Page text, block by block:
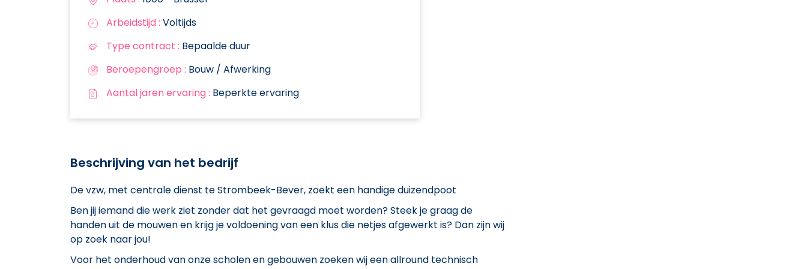
Arbeidstijd : Voltijds
Type contract : Bepaalde duur
Beroepengroep : Bouw / Afwerking
Aantal jaren ervaring : Beperkte ervaring
Beschrijving van het bedrijf
De vzw, met centrale dienst te Strombeek-Bever, zoekt een handige duizendpoot
Ben jij iemand die werk ziet zonder dat het gevraagd moet worden? Steek je graag de
handen uit de mouwen en krijg je voldoening van een klus die netjes afgewerkt is? Dan zijn wij
op zoek naar jou!
Voor het onderhoud van onze scholen en gebouwen zoeken wij een allround technisch